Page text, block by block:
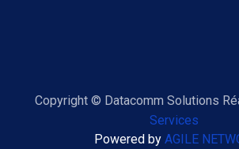
Copyright © Datacomm Solutions
Services
Powered by AGILE